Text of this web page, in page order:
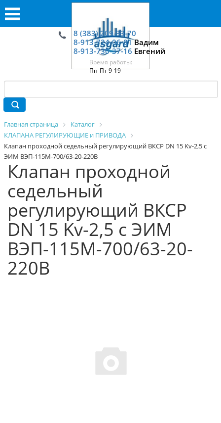
8 (383) 209-33-70
8-913-724-06-01Вадим
8-913-730-37-16 Евгений
Время работы:
Пн-Пт 9-19
Главная страница
Каталог
КЛАПАНА РЕГУЛИРУЮЩИЕ и ПРИВОДА
Клапан проходной седельный регулирующий ВКСР DN 15 Kv-2,5 c
ЭИМ ВЭП-115М-700/63-20-220В
Клапан проходной
седельный
регулирующий ВКСР
DN 15 Kv-2,5 c ЭИМ
ВЭП-115М-700/63-20-
220В